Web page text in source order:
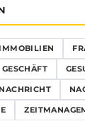
GESCHÄFT
NACHRICHT